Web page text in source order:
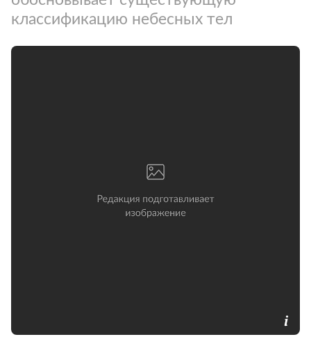
классификацию небесных тел